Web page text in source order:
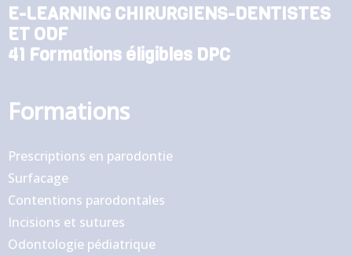
E-LEARNING CHIRURGIENS-DENTISTES
ET ODF
41 Formations éligibles DPC
Formations
Prescriptions en parodontie
Surfacage
Contentions parodontales
Incisions et sutures
Odontologie pédiatrique